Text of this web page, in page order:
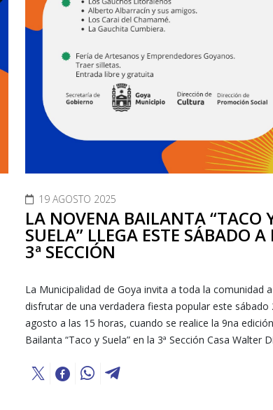
19 AGOSTO 2025
LA NOVENA BAILANTA “TACO
SUELA” LLEGA ESTE SÁBADO A
3ª SECCIÓN
La Municipalidad de Goya invita a toda la comunidad a
disfrutar de una verdadera fiesta popular este sábado
agosto a las 15 horas, cuando se realice la 9na
Bailanta “Taco y Suela” en la 3ª Sección Casa Walter